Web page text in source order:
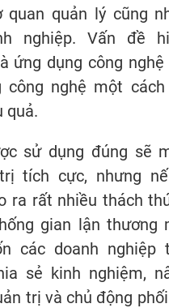
quan quản lý cũng
nghiệp. Vấn đề
ứng dụng công nghệ
công nghệ một
quả.
sử dụng đúng sẽ
tích cực, nhưng
ra rất nhiều thách
gian lận thương
các doanh nghiệp
sẻ kinh nghiệm,
trị và chủ động